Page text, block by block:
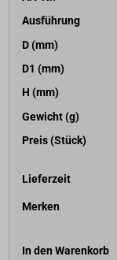
Ausführung
D (mm)
D1 (mm)
H (mm)
Gewicht (g)
Preis (Stück)
Lieferzeit
Merken
In den Warenkorb